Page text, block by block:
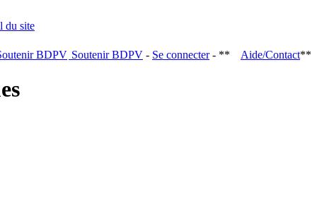
Soutenir BDPV - Se connecter- ** Aide/Contact**